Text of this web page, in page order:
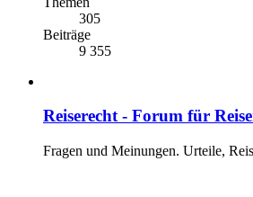
305
Beiträge
9 355
Reiserecht - Forum für
Fragen und Meinungen. Urteile,